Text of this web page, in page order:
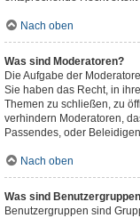
Nach oben
Was sind Moderatoren?
Die Aufgabe der
Sie haben das Recht, in
Themen zu schließen, zu
verhindern Moderatoren,
Passendes, oder
Nach oben
Was sind
Benutzergruppen sind